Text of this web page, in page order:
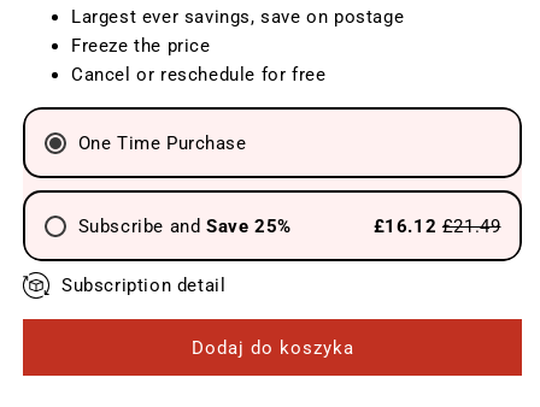
1000mg
z
Cynkiem,
Acerolą,
100
kapsułek
wegańskich
1000mg
z
Cynkiem,
kapsułek
wegańskich
Largest ever savings, save on postage
Freeze the price
Cancel or reschedule for free
One Time Purchase
Subscribe and Save 25% £16.12 £21.49
Send every 4 weeks
Send every 8 weeks
Subscription detail
Dodaj do koszyka